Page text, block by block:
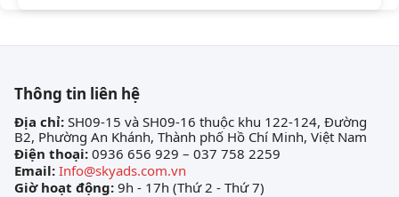
Thông tin liên hệ
Địa chỉ: SH09-15 và SH09-16 thuộc khu 122-124, Đường
B2, Phường An Khánh, Thành phố Hồ Chí Minh, Việt Nam
Điện thoại: 0936 656 929 – 037 758 2259
Email: Info@skyads.com.vn
Giờ hoạt động: 9h - 17h (Thứ 2 - Thứ 7)